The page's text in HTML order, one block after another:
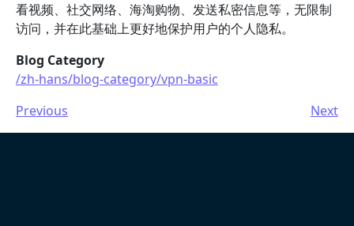
看视频、社交网络、海淘购物、发送私密信息等，无限制
访问，并在此基础上更好地保护用户的个人隐私。
Blog Category
/zh-hans/blog-category/vpn-basic
Previous
Next